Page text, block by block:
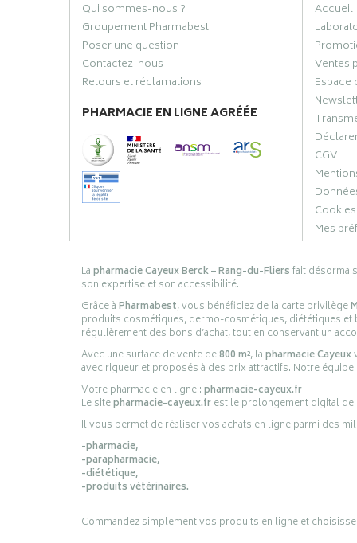
Qui sommes-nous ?
Groupement Pharmabest
Poser une question
Contactez-nous
Retours et réclamations
PHARMACIE EN LIGNE AGRÉÉE
Accueil
Ventes
Espace
CGV
Cookies
Mes
Lapharmacie Cayeux Berck – Rang-du-Fliersfait
son expertise et son accessibilité.
Grâce àPharmabest, vous bénéficiez de la carte privilège
produits cosmétiques, dermo-cosmétiques, diététiques
régulièrement des bons d’achat, tout en conservant un
Avec une surface de vente de800 m², lapharmacie Cayeux
avec rigueur et proposés à des prix attractifs. Notre
Votre pharmacie en ligne :pharmacie-cayeux.fr
Le sitepharmacie-cayeux.frest le prolongement digital de
Il vous permet de réaliser vos achats en ligne parmi des
-pharmacie,
-parapharmacie,
-diététique,
-produits vétérinaires.
Commandez simplement vos produits en ligne et